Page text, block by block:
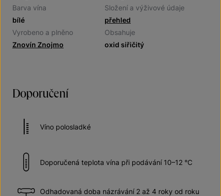
Barva vína
bílé
Složení a výživové údaje
přehled
Vyrobeno a plněno
Znovín Znojmo
Obsahuje
oxid siřičitý
Doporučení
Víno polosladké
Doporučená teplota vína při podávání 10–12 °C
Odhadovaná doba názrávání 2 až 4 roky od roku